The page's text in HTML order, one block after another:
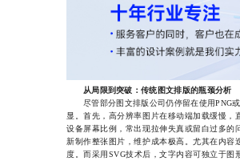
从局限到突破：传统图文排版的瓶颈分析
尽管部分图文排版公司仍停留在使用PNG或
显。首先，高分辨率图片在移动端加载缓慢
设备屏幕比例，常出现拉伸失真或留白过多
新制作整张图片，维护成本极高。尤其在内
度。而采用SVG技术后，文字内容可独立于